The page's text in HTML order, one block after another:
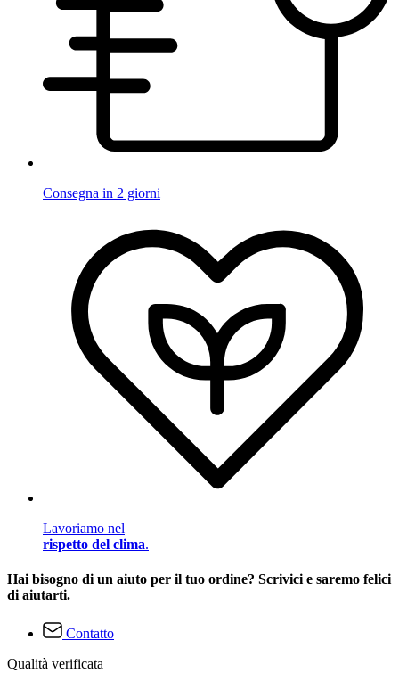
Consegna in 2 giorni
Lavoriamo nel
rispetto del clima.
Hai bisogno di un aiuto per il tuo ordine? Scrivici e saremo felici
di aiutarti.
Contatto
Qualità verificata